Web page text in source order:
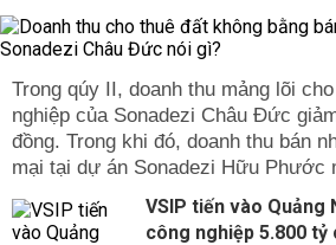
Trong qúy II, doanh thu mảng lõi
nghiệp của Sonadezi Châu Đức
đồng. Trong khi đó, doanh thu bán
mại tại dự án Sonadezi Hữu Phước
VSIP tiến vào Quảng
công nghiệp 5.800 tỷ